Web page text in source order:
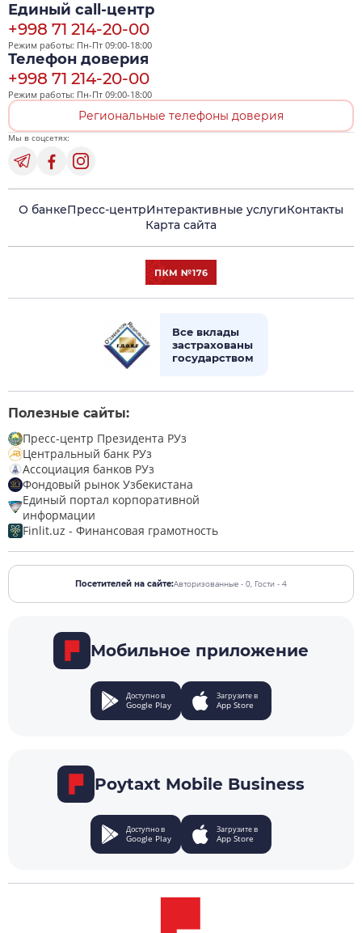
Единый call-центр
+998 71 214-20-00
Режим работы: Пн-Пт 09:00-18:00
Телефон доверия
+998 71 214-20-00
Режим работы: Пн-Пт 09:00-18:00
Региональные телефоны доверия
Мы в соцсетях:
О банкеПресс-центрИнтерактивные услугиКонтакты
Карта сайта
Все вклады
застрахованы
государством
Полезные сайты:
Пресс-центр Президента РУз
Центральный банк РУз
Ассоциация банков РУз
Фондовый рынок Узбекистана
Единый портал корпоративной
информации
Finlit.uz - Финансовая грамотность
Посетителей на сайте:Авторизованные - 0, Гости - 4
Мобильное приложение
Доступно в
Google Play
Загрузите в
App Store
Poytaxt Mobile Business
Доступно в
Google Play
Загрузите в
App Store